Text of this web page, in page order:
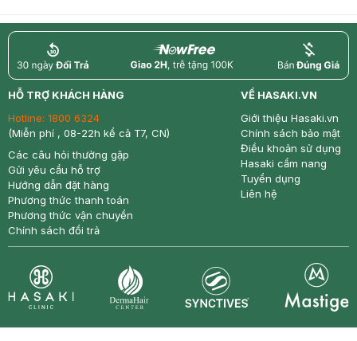
return nowfree price
HỖ TRỢ KHÁCH HÀNG
Hotline: 1800 6324
(Miễn phí , 08-22h kể cả T7, CN)
Các câu hỏi thường gặp
Gửi yêu cầu hỗ trợ
Hướng dẫn đặt hàng
Phương thức thanh toán
Phương thức vận chuyển
Chính sách đổi trả
VỀ HASAKI.VN
Giới thiệu Hasaki.vn
Chính sách bảo mật
Điều khoản sử dụng
Hasaki cẩm nang
Tuyển dụng
Liên hệ